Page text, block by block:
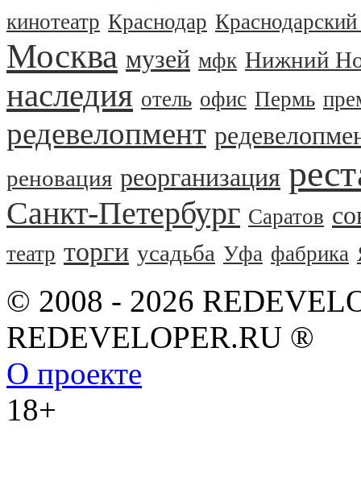
кинотеатр Краснодар
Москва музей мфк Нижний
наследия отель офис Пермь
редевелопмент
реновация реорганизация
Санкт-Петербург Саратов
театр торги усадьба Уфа фабрика
© 2008 - 2026
REDEVELOPER.RU ®
О проекте
18+